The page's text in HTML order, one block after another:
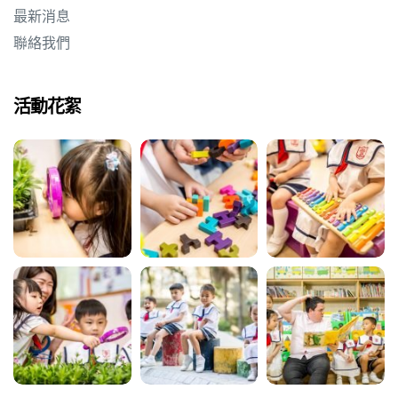
最新消息
聯絡我們
活動花絮